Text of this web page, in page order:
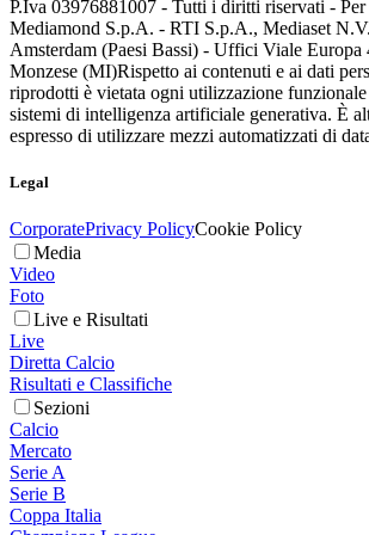
P.Iva 03976881007 - Tutti i diritti riservati -
Mediamond S.p.A. - RTI S.p.A., Mediaset
Amsterdam (Paesi Bassi) - Uffici Viale
Monzese (MI)Rispetto ai contenuti e ai dati
riprodotti è vietata ogni utilizzazione funzionale
sistemi di intelligenza artificiale generativa. È
espresso di utilizzare mezzi automatizzati di
Legal
CorporatePrivacy PolicyCookie Policy
Media
Video
Foto
Live e Risultati
Live
Diretta Calcio
Risultati e Classifiche
Sezioni
Calcio
Mercato
Serie A
Serie B
Coppa Italia